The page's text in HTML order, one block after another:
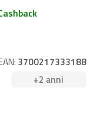
3700217333188
+2 anni